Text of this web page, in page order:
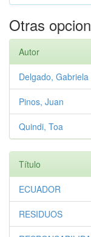
Otras
Autor
Delgado, Gabriela
Pinos, Juan
Quindi, Toa
Título
ECUADOR
RESIDUOS